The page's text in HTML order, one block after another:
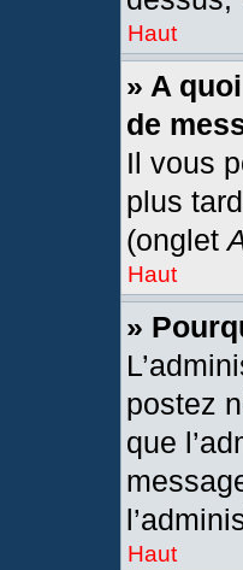
Haut
» A
de
Il vous
plus
(onglet
Haut
»
postez
que
Haut